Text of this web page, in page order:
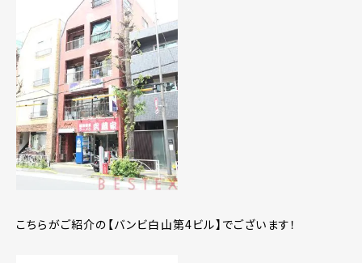
こちらがご紹介の【バンビ白山第4ビル】でございます！